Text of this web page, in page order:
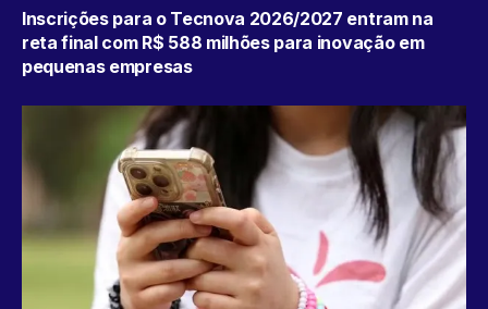
Inscrições para o Tecnova 2026/2027 entram na
reta final com R$ 588 milhões para inovação em
pequenas empresas